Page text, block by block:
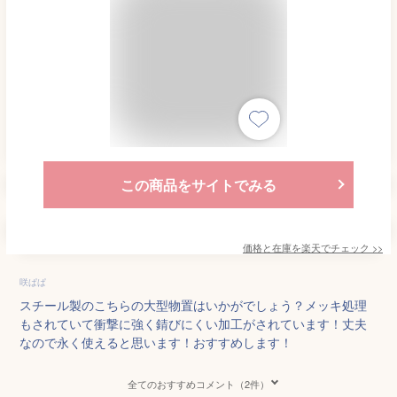
この商品をサイトでみる
価格と在庫を楽天でチェック >>
咲ぱぱ
スチール製のこちらの大型物置はいかがでしょう？メッキ処理
もされていて衝撃に強く錆びにくい加工がされています！丈夫
なので永く使えると思います！おすすめします！
全てのおすすめコメント（2件）